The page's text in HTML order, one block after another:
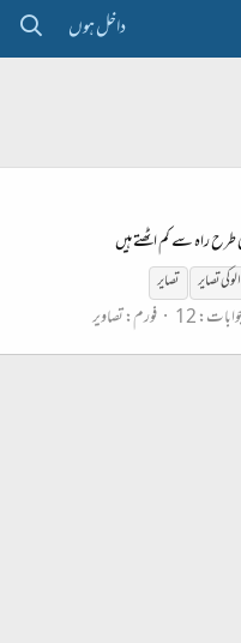
داخل ہوں
طرح راہ سے کم اٹھتے ہیں
الو کیتصایر
تصایر
12 فورم:تصاویر